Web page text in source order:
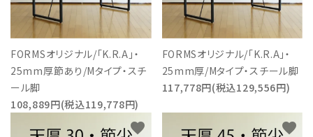
FORMSオリジナル/「K.R.A」・
25mm厚節あり/Mタイプ・スチ
ール脚
108,889円(税込119,778円)
FORMSオリジナル/「K.R.A」・
25mm厚/Mタイプ・スチール脚
117,778円(税込129,556円)
favorite favorite